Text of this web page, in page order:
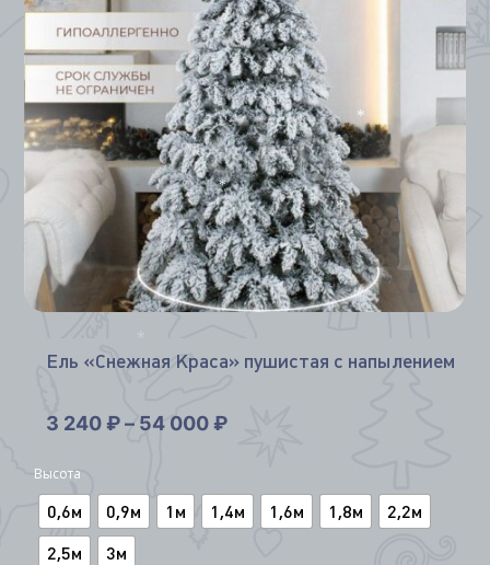
Ель «Снежная Краса» пушистая с напылением
3 240 ₽– 54 000 ₽
Высота
0,6м 0,9м 1м 1,4м 1,6м 1,8м 2,2м
2,5м 3м
*
*
*
*